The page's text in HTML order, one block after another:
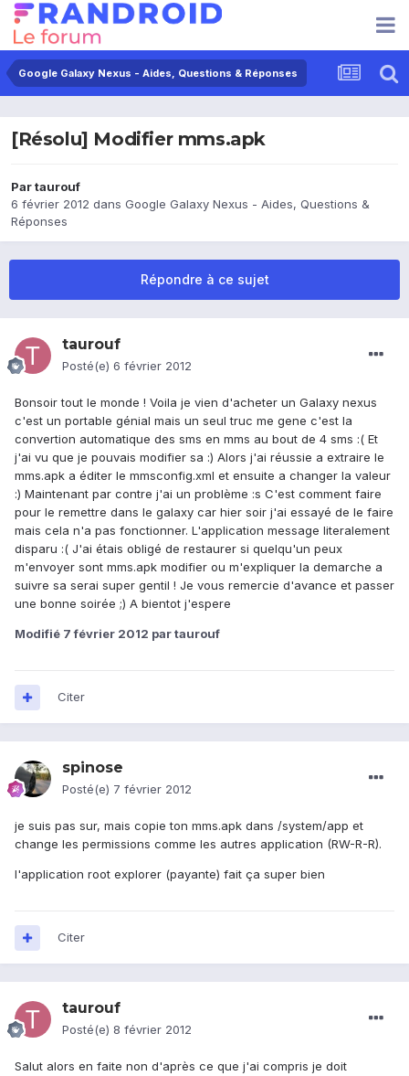
Google Galaxy Nexus - Aides, Questions & Réponses
[Résolu] Modifier mms.apk
Partaurouf
6 février 2012 dans Google Galaxy Nexus - Aides, Questions &
Réponses
Répondre à ce sujet
taurouf
Posté(e) 6 février 2012
Bonsoir tout le monde ! Voila je vien d'acheter un Galaxy nexus
c'est un portable génial mais un seul truc me gene c'est la
convertion automatique des sms en mms au bout de 4 sms :( Et
j'ai vu que je pouvais modifier sa :) Alors j'ai réussie a extraire le
mms.apk a éditer le mmsconfig.xml et ensuite a changer la valeur
:) Maintenant par contre j'ai un problème :s C'est comment faire
pour le remettre dans le galaxy car hier soir j'ai essayé de le faire
mais cela n'a pas fonctionner. L'application message literalement
disparu :( J'ai étais obligé de restaurer si quelqu'un peux
m'envoyer sont mms.apk modifier ou m'expliquer la demarche a
suivre sa serai super gentil ! Je vous remercie d'avance et passer
une bonne soirée ;) A bientot j'espere
Modifié 7 février 2012 par taurouf
Citer
spinose
Posté(e) 7 février 2012
je suis pas sur, mais copie ton mms.apk dans /system/app et
change les permissions comme les autres application (RW-R-R).
l'application root explorer (payante) fait ça super bien
Citer
taurouf
Posté(e) 8 février 2012
Salut alors en faite non d'après ce que j'ai compris je doit